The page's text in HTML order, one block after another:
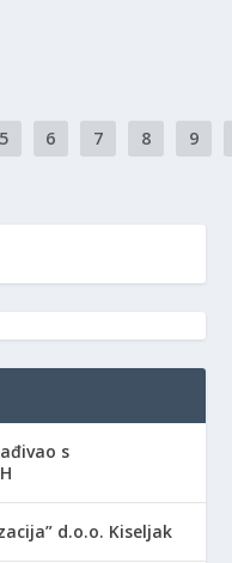
5 6 7 8 9
s
d.o.o. Kiseljak